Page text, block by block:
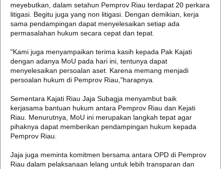
meyebutkan, dalam setahun Pemprov Riau terdapat 20 perkara
litigasi. Begitu juga yang non litigasi. Dengan demikian, kerja
sama pendampingan dapat menyelesaikan setiap ada
permasalahan hukum secara cepat dan tepat.
"Kami juga menyampaikan terima kasih kepada Pak Kajati
dengan adanya MoU pada hari ini, tentunya dapat
menyelesaikan persoalan aset. Karena memang menjadi
persoalan hukum di Pemprov Riau,"harapnya.
Sementara Kajati Riau Jaja Subagja menyambut baik
kerjasama bantuan hukum antara Pemprov Riau dan Kejati
Riau. Menurutnya, MoU ini merupakan langkah tepat agar
pihaknya dapat memberikan pendampingan hukum kepada
Pemprov Riau.
Jaja juga meminta komitmen bersama antara OPD di Pemprov
Riau dalam pelaksanaan lelang untuk lebih transparan dan